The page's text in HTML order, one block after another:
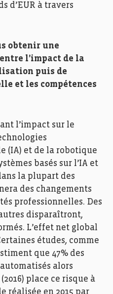
d’EUR à travers
obtenir une
l’impact de la
puis de
et les compétences
l’impact sur le
(IA) et de la robotique
basés sur l’IA et
la plupart des
des changements
professionnelles. Des
disparaîtront,
L’effet net global
études, comme
que 47% des
alors
place ce risque à
réalisée en 2015 par